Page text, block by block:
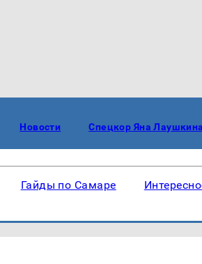
Новости Спецкор Яна Лаушкина
Гайды по Самаре